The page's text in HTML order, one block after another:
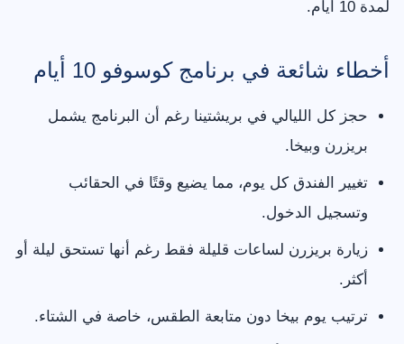
لمدة 10 أيام.
أخطاء شائعة في برنامج كوسوفو 10 أيام
حجز كل الليالي في بريشتينا رغم أن البرنامج يشمل
بريزرن وبيخا.
تغيير الفندق كل يوم، مما يضيع وقتًا في الحقائب
وتسجيل الدخول.
زيارة بريزرن لساعات قليلة فقط رغم أنها تستحق ليلة أو
أكثر.
ترتيب يوم بيخا دون متابعة الطقس، خاصة في الشتاء.